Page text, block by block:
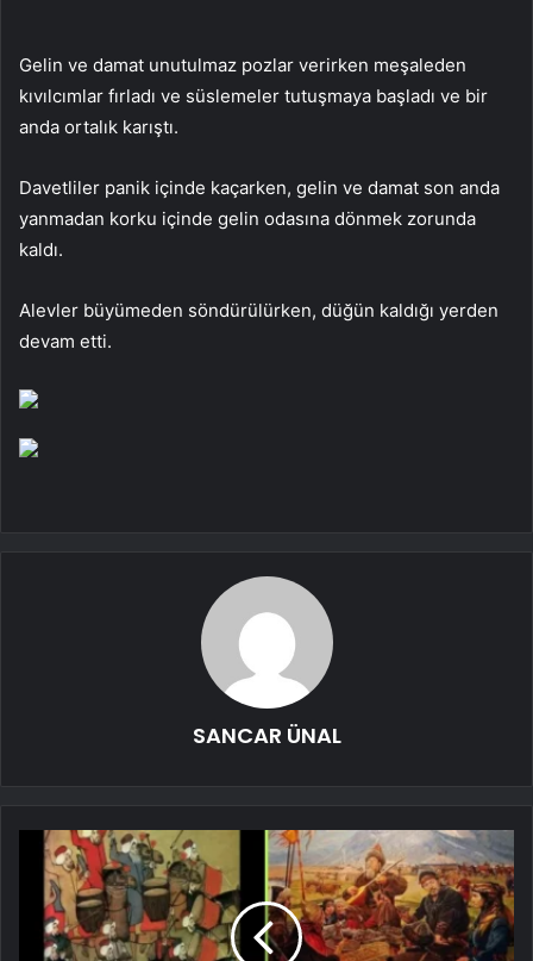
Gelin ve damat unutulmaz pozlar verirken meşaleden
kıvılcımlar fırladı ve süslemeler tutuşmaya başladı ve bir
anda ortalık karıştı.
Davetliler panik içinde kaçarken, gelin ve damat son anda
yanmadan korku içinde gelin odasına dönmek zorunda
kaldı.
Alevler büyümeden söndürülürken, düğün kaldığı yerden
devam etti.
SANCAR ÜNAL